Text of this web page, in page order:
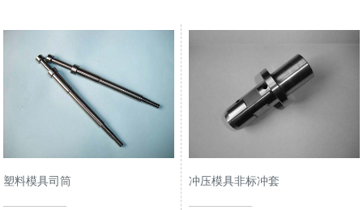
塑料模具司筒 冲压模具非标冲套